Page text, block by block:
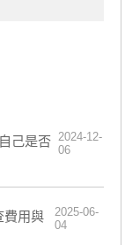
己是否
2024-12-
06
費用與
2025-06-
04